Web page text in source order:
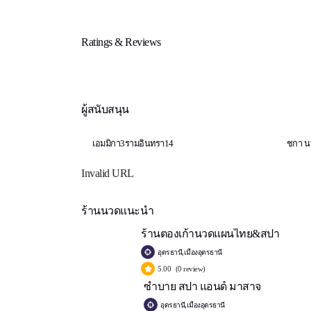
Ratings & Reviews
ผู้สนับสนุน
เอมมิกา3​ราม​อินทรา​14​ ช
Invalid URL
ร้านนวดแนะนำ
ร้านตองเก้านวดแผนไทย&สปา
อุดรธานี,เมืองอุดรธานี
5.00 (0 review)
ซำบาย สปา แอนด์ มาสาจ
อุดรธานี,เมืองอุดรธานี